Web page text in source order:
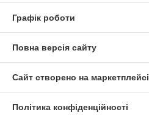
Графік роботи
Повна версія сайту
Сайт створено на маркетплейсі
Політика конфіденційності